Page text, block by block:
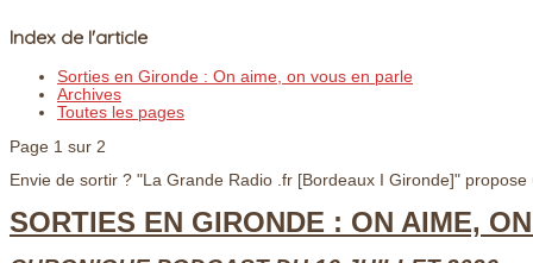
Index de l'article
Sorties en Gironde : On aime, on vous en parle
Archives
Toutes les pages
Page 1 sur 2
Envie de sortir ? "La Grande Radio .fr [Bordeaux
Gironde]"
SORTIES EN GIRONDE : ON AIME,